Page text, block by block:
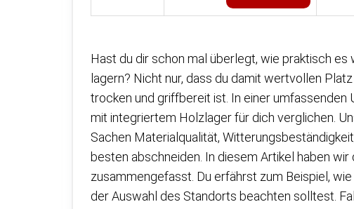
Hast du dir schon mal überlegt, wie praktisch es
lagern? Nicht nur, dass du damit wertvollen
trocken und griffbereit ist. In einer
mit integriertem Holzlager für dich verglichen.
Sachen Materialqualität,
besten abschneiden. In diesem Artikel haben
zusammengefasst. Du erfährst zum Beispiel,
der Auswahl des Standorts beachten solltest.